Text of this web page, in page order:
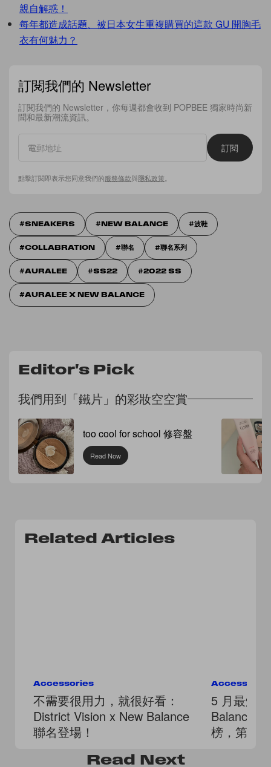
親自解惑！
每年都造成話題、被日本女生重複購買的這款 GU 開胸毛
衣有何魅力？
訂閱我們的 Newsletter
訂閱我們的 Newsletter，你每週都會收到 POPBEE 獨家時尚新
聞和最新潮流資訊。
訂閱
點擊訂閱即表示您同意我們的服務條款與隱私政策。
SNEAKERS NEW BALANCE 波鞋
COLLABRATION 聯名 聯名系列
AURALEE SS22 2022 SS
AURALEE X NEW BALANCE
Editor's Pick
我們用到「鐵片」的彩妝空空賞
too cool for school 修容盤
Read Now
Related Articles
Accessories
不需要很用力，就很好看：
District Vision x New Balance
聯名登場！
5 月最燒
Balance
榜，第一
Read Next